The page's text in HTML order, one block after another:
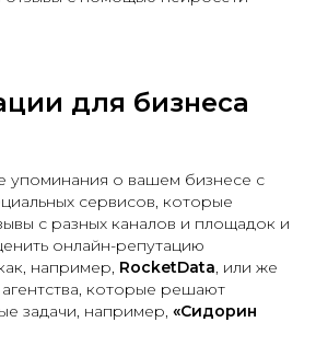
для бизнеса
упоминания о вашем бизнесе с
сервисов, которые
с разных каналов и площадок и
онлайн-репутацию
например, RocketData, или же
которые решают
задачи, например, «Сидорин